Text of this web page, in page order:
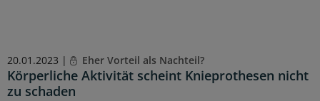
20.01.2023 | Eher Vorteil als Nachteil?
Körperliche Aktivität scheint Knieprothesen nicht
zu schaden